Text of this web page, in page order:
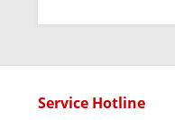
Service Hotline